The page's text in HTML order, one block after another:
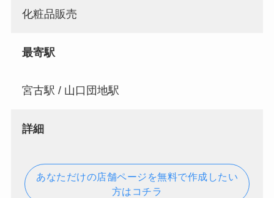
化粧品販売
最寄駅
宮古駅 / 山口団地駅
詳細
あなただけの店舗ページを無料で作成したい
方はコチラ